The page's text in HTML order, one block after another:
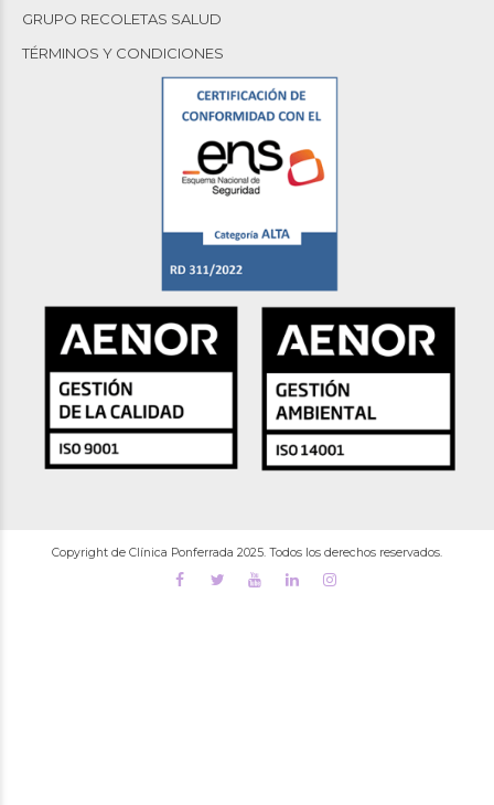
GRUPO RECOLETAS SALUD
TÉRMINOS Y CONDICIONES
Copyright de Clínica Ponferrada 2025. Todos los derechos reservados.